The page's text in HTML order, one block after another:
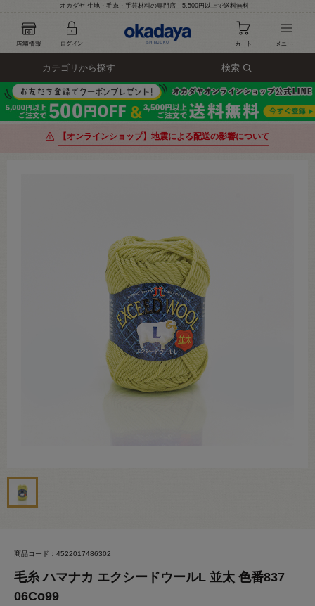
オカダヤ 生地・毛糸・手芸材料の専門店｜5,500円以上で送料無料！
カテゴリから探す 検索
【オンラインショップ】地震による配送の影響について
商品コード：4522017486302
毛糸 ハマナカ エクシードウールL 並太 色番837
06Co99_